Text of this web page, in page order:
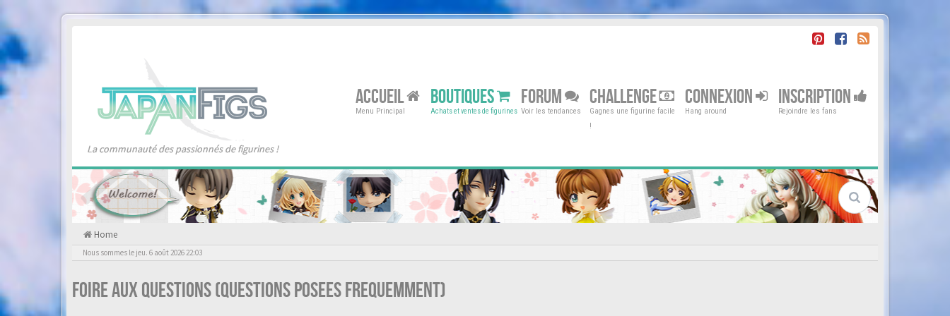
La communauté des passionnés de figurines !
ACCUEIL
Menu Principal
BOUTIQUES
Achats et ventes de figurines
FORUM
Voir les tendances
CHALLENGE
Gagnes une figurine facile
!
CONNEXION
Hang around
INSCRIPTION
Rejoindre les fans
Home
Nous sommes le jeu. 6 août 2026 22:03
Foire aux questions (Questions posees frequemment)